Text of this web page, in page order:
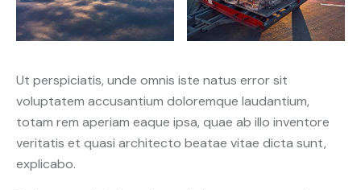
Ut perspiciatis, unde omnis iste natus error sit
voluptatem accusantium doloremque laudantium,
totam rem aperiam eaque ipsa, quae ab illo inventore
veritatis et quasi architecto beatae vitae dicta sunt,
explicabo.